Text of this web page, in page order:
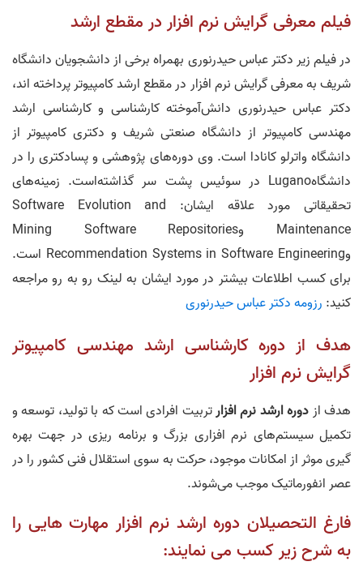
فیلم معرفی گرایش نرم افزار در مقطع ارشد
در فیلم زیر دکتر عباس حیدرنوری بهمراه برخی از دانشجویان دانشگاه
شریف به معرفی گرایش نرم افزار در مقطع ارشد کامپیوتر پرداخته اند،
دکتر عباس حیدرنوری دانش‌آموخته کارشناسی و کارشناسی ارشد
مهندسی کامپیوتر از دانشگاه صنعتی شریف و دکتری کامپیوتر از
دانشگاه واترلو کانادا است. وی دوره‌های پژوهشی و پسادکتری را در
دانشگاهLugano در سوئیس پشت سر گذاشته‌است. زمینه‌های
تحقیقاتی مورد علاقه ایشان: Software Evolution and
Maintenance وMining Software Repositories
وRecommendation Systems in Software Engineering است.
برای کسب اطلاعات بیشتر در مورد ایشان به لینک رو به رو مراجعه
کنید: رزومه دکتر عباس حیدرنوری
هدف از دوره کارشناسی ارشد مهندسی کامپیوتر
گرایش نرم افزار
هدف ازدوره ارشد نرم افزارتربیت افرادی است که با تولید، توسعه و
تکمیل سیستم‌های نرم افزاری بزرگ و برنامه ریزی در جهت بهره
گیری موثر از امکانات موجود، حرکت به سوی استقلال فنی کشور را در
عصر انفورماتیک موجب می‌شوند.
فارغ التحصیلان دوره ارشد نرم افزار مهارت هایی را
به شرح زیر کسب می نمایند: